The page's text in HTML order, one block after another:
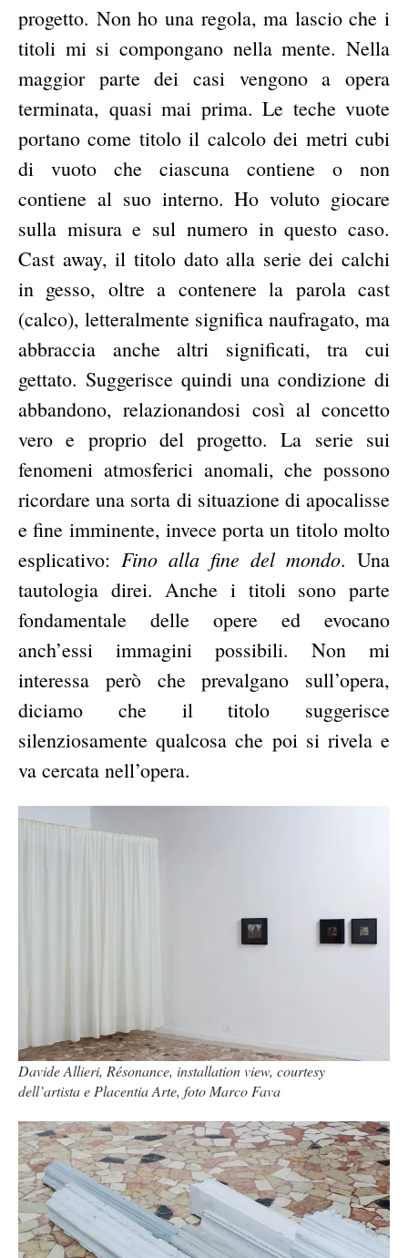
progetto. Non ho una regola, ma lascio che i
titoli mi si compongano nella mente. Nella
maggior parte dei casi vengono a opera
terminata, quasi mai prima. Le teche vuote
portano come titolo il calcolo dei metri cubi
di vuoto che ciascuna contiene o non
contiene al suo interno. Ho voluto giocare
sulla misura e sul numero in questo caso.
Cast away, il titolo dato alla serie dei calchi
in gesso, oltre a contenere la parola cast
(calco), letteralmente significa naufragato, ma
abbraccia anche altri significati, tra cui
gettato. Suggerisce quindi una condizione di
abbandono, relazionandosi così al concetto
vero e proprio del progetto. La serie sui
fenomeni atmosferici anomali, che possono
ricordare una sorta di situazione di apocalisse
e fine imminente, invece porta un titolo molto
esplicativo: Fino alla fine del mondo. Una
tautologia direi. Anche i titoli sono parte
fondamentale delle opere ed evocano
anch’essi immagini possibili. Non mi
interessa però che prevalgano sull’opera,
diciamo che il titolo suggerisce
silenziosamente qualcosa che poi si rivela e
va cercata nell’opera.
Davide Allieri, Résonance, installation view, courtesy
dell’artista e Placentia Arte, foto Marco Fava